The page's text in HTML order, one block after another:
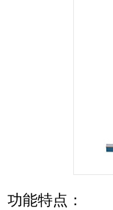
功能特点：